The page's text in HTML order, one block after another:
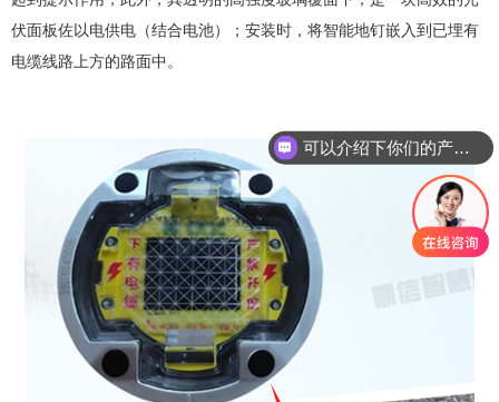
伏面板佐以电供电（结合电池）；安装时，将智能地钉嵌入到已埋有
电缆线路上方的路面中。
可以介绍下你们的产品么？